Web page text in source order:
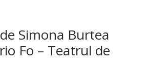
Simona Burtea
Fo – Teatrul de